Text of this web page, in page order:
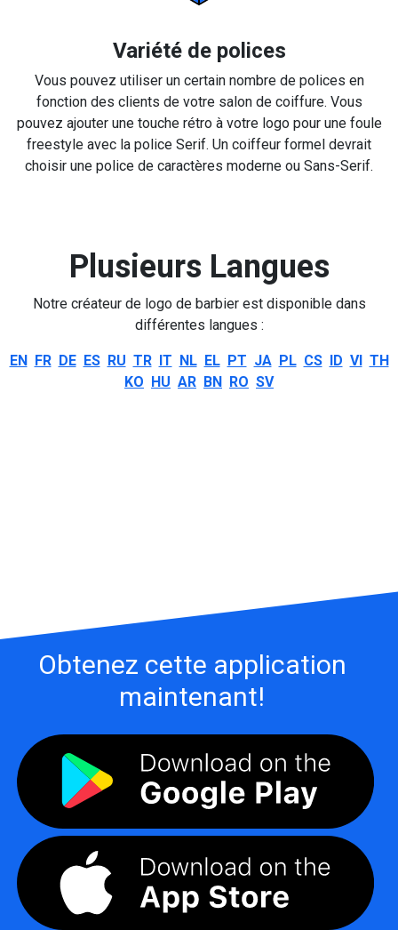
Variété de polices
Vous pouvez utiliser un certain nombre de polices en
fonction des clients de votre salon de coiffure. Vous
pouvez ajouter une touche rétro à votre logo pour une foule
freestyle avec la police Serif. Un coiffeur formel devrait
choisir une police de caractères moderne ou Sans-Serif.
Plusieurs Langues
Notre créateur de logo de barbier est disponible dans
différentes langues :
EN FR DE ES RU TR IT NL EL PT JA PL CS ID VI TH
KO HU AR BN RO SV
Obtenez cette application
maintenant!